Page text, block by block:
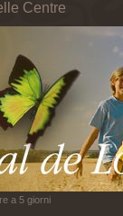
Centre
a 5 giorni